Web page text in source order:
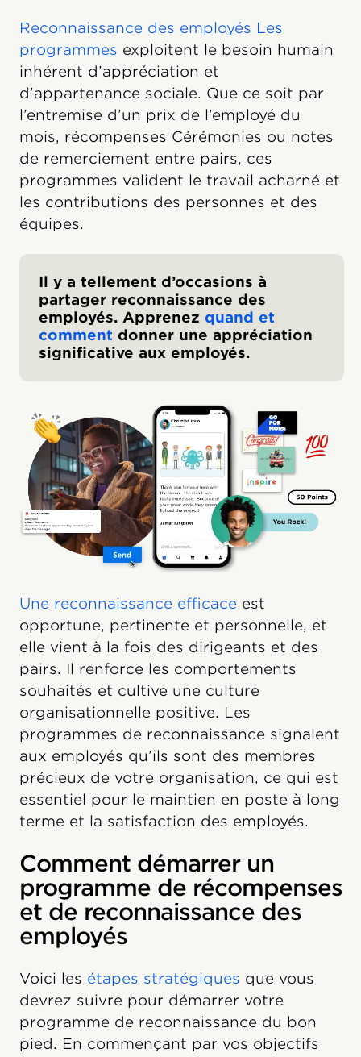
Reconnaissance des employés Les
programmes exploitent le besoin humain
inhérent d’appréciation et
d’appartenance sociale. Que ce soit par
l’entremise d’un prix de l’employé du
mois, récompenses Cérémonies ou notes
de remerciement entre pairs, ces
programmes valident le travail acharné et
les contributions des personnes et des
équipes.
Il y a tellement d’occasions à
partager reconnaissance des
employés. Apprenez quand et
comment donner une appréciation
significative aux employés.
Une reconnaissance efficace est
opportune, pertinente et personnelle, et
elle vient à la fois des dirigeants et des
pairs. Il renforce les comportements
souhaités et cultive une culture
organisationnelle positive. Les
programmes de reconnaissance signalent
aux employés qu’ils sont des membres
précieux de votre organisation, ce qui est
essentiel pour le maintien en poste à long
terme et la satisfaction des employés.
Comment démarrer un
programme de récompenses
et de reconnaissance des
employés
Voici les étapes stratégiques que vous
devrez suivre pour démarrer votre
programme de reconnaissance du bon
pied. En commençant par vos objectifs